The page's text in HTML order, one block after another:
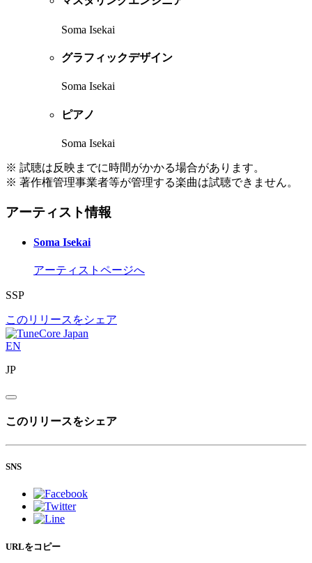
Soma Isekai
グラフィックデザイン
Soma Isekai
ピアノ
Soma Isekai
※ 試聴は反映までに時間がかかる場合があります。
※ 著作権管理事業者等が管理する楽曲は試聴できません。
アーティスト情報
Soma Isekai
アーティストページへ
SSP
このリリースをシェア
EN
JP
このリリースをシェア
SNS
URLをコピー